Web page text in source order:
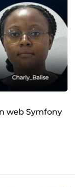
! Je suis
web Symfony